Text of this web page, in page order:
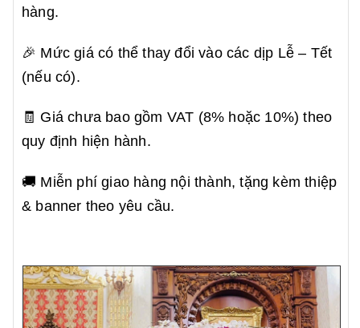
hàng.
🎉 Mức giá có thể thay đổi vào các dịp Lễ – Tết
(nếu có).
🧾 Giá chưa bao gồm VAT (8% hoặc 10%) theo
quy định hiện hành.
🚚 Miễn phí giao hàng nội thành, tặng kèm thiệp
& banner theo yêu cầu.